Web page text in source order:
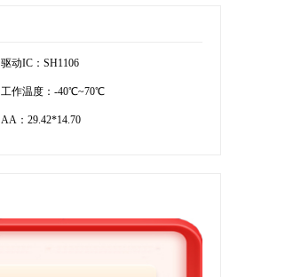
驱动IC：SH1106
工作温度：-40℃~70℃
AA：29.42*14.70